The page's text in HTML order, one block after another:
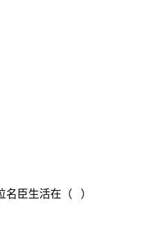
名臣生活在（ ）